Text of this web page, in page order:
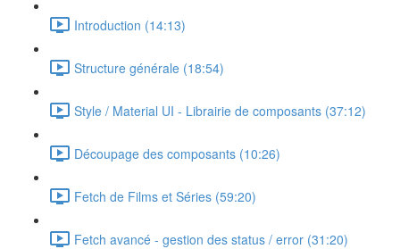
Introduction (14:13)
Structure générale (18:54)
Style / Material UI - Librairie de composants (37:12)
Découpage des composants (10:26)
Fetch de Films et Séries (59:20)
Fetch avancé - gestion des status / error (31:20)